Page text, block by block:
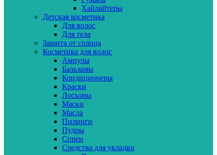
Хайлайтеры
Детская косметика
Для волос
Для тела
Защита от солнца
Косметика для волос
Ампулы
Бальзамы
Кондиционеры
Краски
Лосьоны
Маски
Масла
Пилинги
Пудры
Спреи
Средства для укладки